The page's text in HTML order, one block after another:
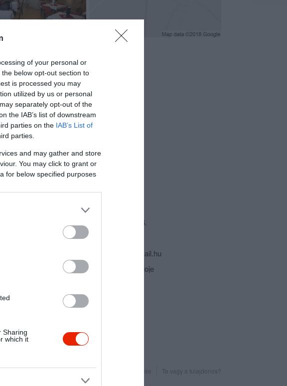
of your personal or
below opt-out section to
is processed you may
utilized by us or personal
separately opt-out of the
the IAB’s list of downstream
parties on the IAB’s List of
parties.
and may gather and store
You may click to grant or
for below specified purposes
Sharing
which it
2700 Cegléd, Kőrösi út 36.
+36 53 315 111
kalocsa.jozsefne@fibermail.hu
fb.com/kalocsaekvendegloje
Probléma jelentése Te vagy a tulajdonos?